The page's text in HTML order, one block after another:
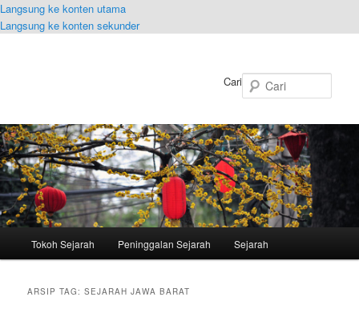
Langsung ke konten utama
Langsung ke konten sekunder
Cari
Tokoh Sejarah Peninggalan Sejarah Sejarah
ARSIP TAG:SEJARAH JAWA BARAT